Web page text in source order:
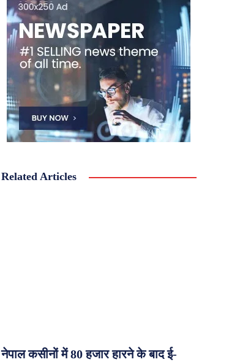
Related Articles
नेपाल कसीनों में 80 हजार हारने के बाद ई-